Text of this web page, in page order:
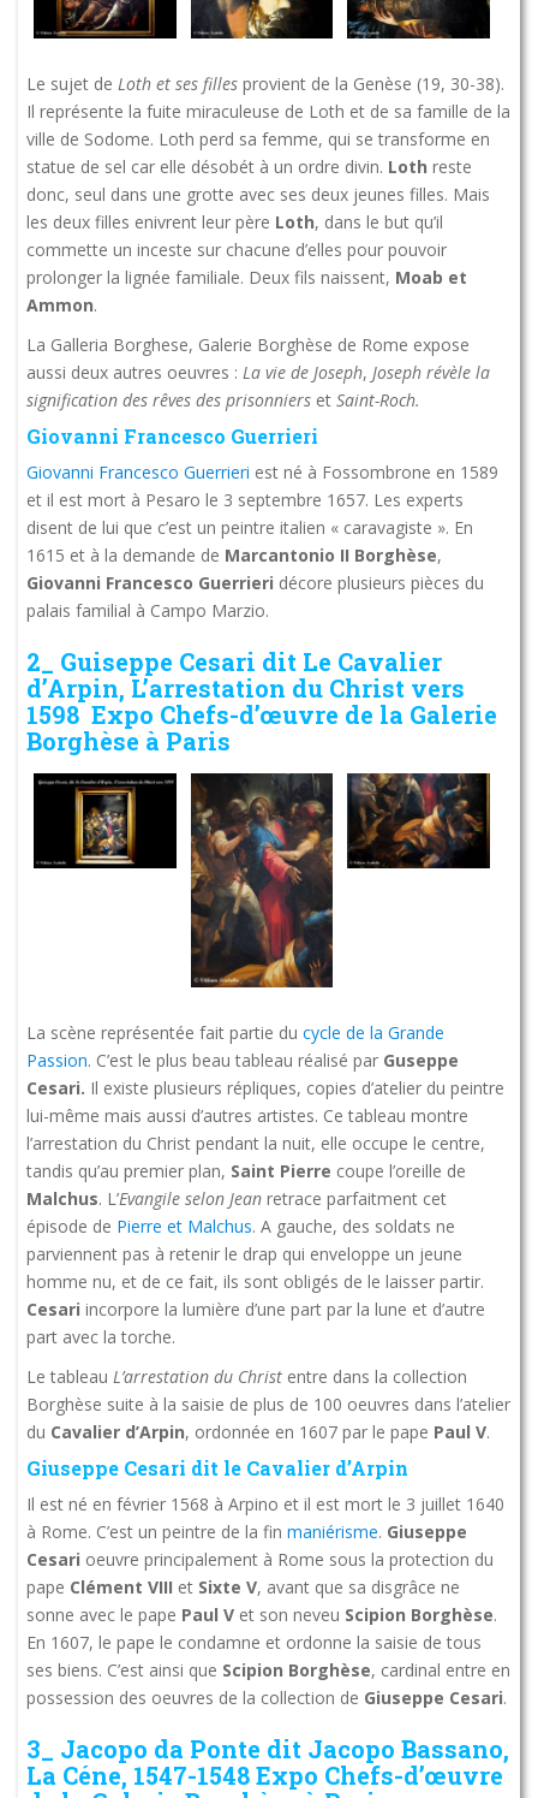
Le sujet de Loth et ses filles provient de la Genèse (19, 30-38).
Il représente la fuite miraculeuse de Loth et de sa famille de la
ville de Sodome. Loth perd sa femme, qui se transforme en
statue de sel car elle désobét à un ordre divin. Loth reste
donc, seul dans une grotte avec ses deux jeunes filles. Mais
les deux filles enivrent leur père Loth, dans le but qu’il
commette un inceste sur chacune d’elles pour pouvoir
prolonger la lignée familiale. Deux fils naissent, Moab et
Ammon.
La Galleria Borghese, Galerie Borghèse de Rome expose
aussi deux autres oeuvres : La vie de Joseph, Joseph révèle la
signification des rêves des prisonniers et Saint-Roch.
Giovanni Francesco Guerrieri
Giovanni Francesco Guerrieri est né à Fossombrone en 1589
et il est mort à Pesaro le 3 septembre 1657. Les experts
disent de lui que c’est un peintre italien « caravagiste ». En
1615 et à la demande de Marcantonio II Borghèse,
Giovanni Francesco Guerrieri décore plusieurs pièces du
palais familial à Campo Marzio.
2_ Guiseppe Cesari dit Le Cavalier
d’Arpin, L’arrestation du Christ vers
1598 Expo Chefs-d’œuvre de la Galerie
Borghèse à Paris
La scène représentée fait partie du cycle de la Grande
Passion. C’est le plus beau tableau réalisé par Guseppe
Cesari. Il existe plusieurs répliques, copies d’atelier du peintre
lui-même mais aussi d’autres artistes. Ce tableau montre
l’arrestation du Christ pendant la nuit, elle occupe le centre,
tandis qu’au premier plan, Saint Pierre coupe l’oreille de
Malchus. L’Evangile selon Jean retrace parfaitment cet
épisode de Pierre et Malchus. A gauche, des soldats ne
parviennent pas à retenir le drap qui enveloppe un jeune
homme nu, et de ce fait, ils sont obligés de le laisser partir.
Cesari incorpore la lumière d’une part par la lune et d’autre
part avec la torche.
Le tableau L’arrestation du Christ entre dans la collection
Borghèse suite à la saisie de plus de 100 oeuvres dans l’atelier
du Cavalier d’Arpin, ordonnée en 1607 par le pape Paul V.
Giuseppe Cesari dit le Cavalier d’Arpin
Il est né en février 1568 à Arpino et il est mort le 3 juillet 1640
à Rome. C’est un peintre de la fin maniérisme. Giuseppe
Cesari oeuvre principalement à Rome sous la protection du
pape Clément VIII et Sixte V, avant que sa disgrâce ne
sonne avec le pape Paul V et son neveu Scipion Borghèse.
En 1607, le pape le condamne et ordonne la saisie de tous
ses biens. C’est ainsi que Scipion Borghèse, cardinal entre en
possession des oeuvres de la collection de Giuseppe Cesari.
3_ Jacopo da Ponte dit Jacopo Bassano,
La Céne, 1547-1548 Expo Chefs-d’œuvre